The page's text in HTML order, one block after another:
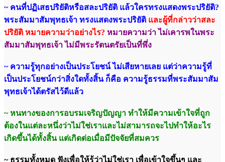
~ คนที่ปฏิเสธปริยัติหรือสละปริยัติ แล้วใครทรงแสดงพระปริยัติ?
พระสัมมาสัมพุทธเจ้า ทรงแสดงพระปริยัติ และผู้ที่กล่าวว่าสละ
ปริยัติ หมายความว่าอย่างไร? หมายความว่า ไม่เคารพในพระ
สัมมาสัมพุทธเจ้า ไม่มีพระรัตนตรัยเป็นที่พึ่ง
~ ความรู้ทุกอย่างเป็นประโยชน์ ไม่เสียหายเลย แต่ว่าความรู้ที่
เป็นประโยชน์กว่าสิ่งใดทั้งสิ้น ก็คือ ความรู้ธรรมที่พระสัมมาสัม
พุทธเจ้าได้ตรัสไว้ดีแล้ว
~ หนทางของการอบรมเจริญปัญญา ทำให้มีความเข้าใจที่ถูก
ต้องในแต่ละหนึ่งว่าไม่ใช่เราและไม่สามารถจะไปทำให้อะไร
เกิดขึ้นได้ทั้งสิ้น แต่เกิดต่อเมื่อมีปัจจัยที่สมควร
~ ธรรมทั้งหมด ฟังเพื่อให้รู้ว่าไม่ใช่เรา เพื่อเข้าใจขึ้นๆ และ